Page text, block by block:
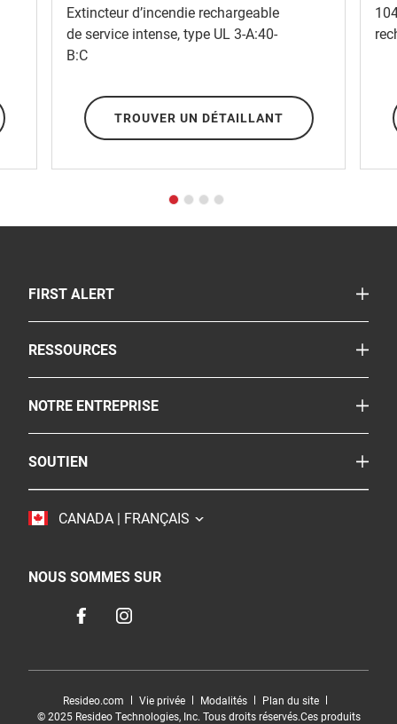
Extincteur d’incendie rechargeable
de service intense, type UL 3-A:40-
B:C
TROUVER UN DÉTAILLANT
FIRST ALERTTOGGLE
Où acheter
RESSOURCESTOGGLE
Accessibilité
NOTRE ENTREPRISETOGGLE
Resideo
SOUTIENTOGGLE
Nous joindre
CANADA | FRANÇAIS TOGGLE
NOUS SOMMES SUR
Resideo.com Vie privée Modalités
Plan du site
© 2025 Resideo Technologies, Inc. Tous droits réservés.Ces produits